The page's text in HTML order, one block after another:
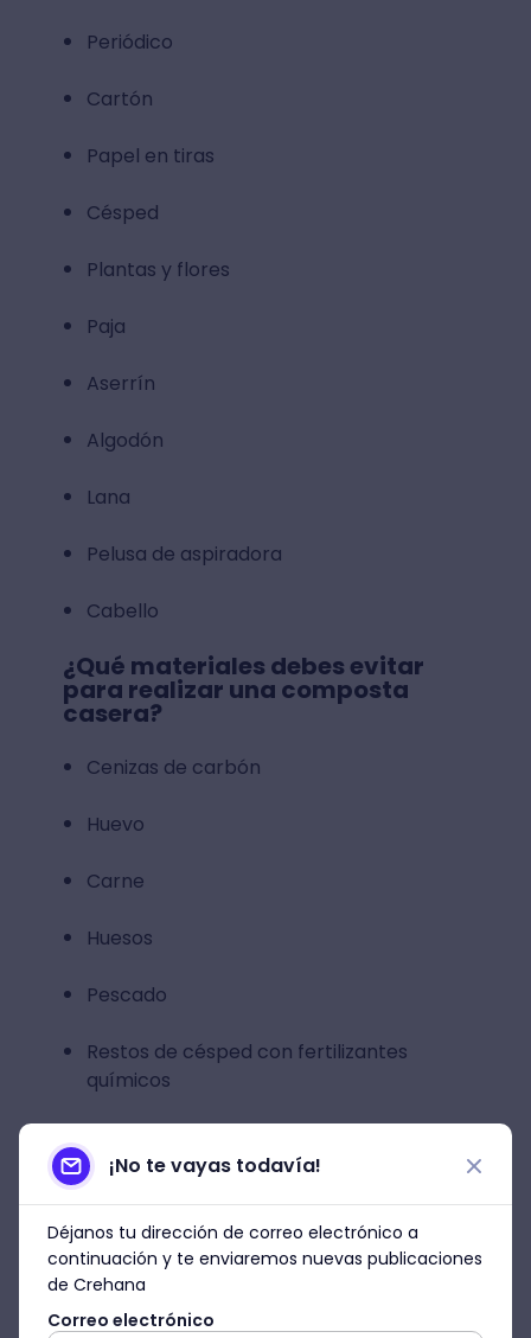
Periódico
Cartón
Papel en tiras
Césped
Plantas y flores
Paja
Aserrín
Algodón
Lana
Pelusa de aspiradora
Cabello
¿Qué materiales debes evitar
para realizar una composta
casera?
Cenizas de carbón
Huevo
Carne
Huesos
Pescado
Restos de césped con fertilizantes
químicos
¡Ahora sí! Con todos estos saberes previos,
ya estás preparado para saber cómo
elaborar una composta en casa y
¡No te vayas todavía!
Déjanos tu dirección de correo electrónico a
continuación y te enviaremos nuevas publicaciones
de Crehana
Correo electrónico